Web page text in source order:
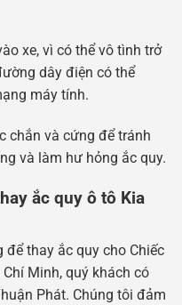
xe, vì có thể vô tình trở
dây điện có thể
máy tính.
chắn và cứng để tránh
và làm hư hỏng ắc quy.
ắc quy ô tô Kia
thay ắc quy cho Chiếc
Minh, quý khách có
Phát. Chúng tôi đảm